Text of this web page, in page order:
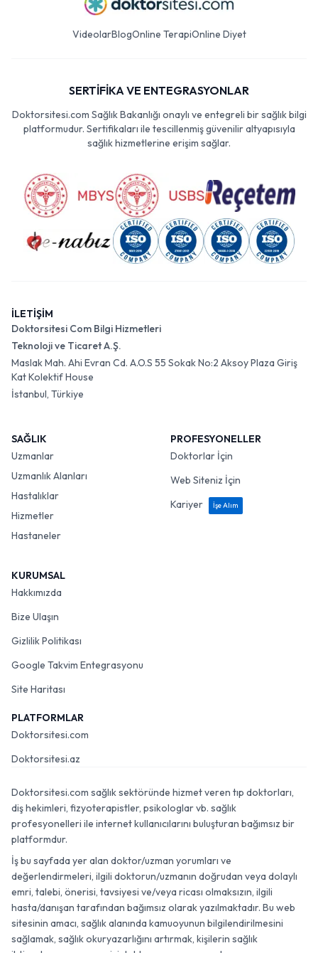
VideolarBlogOnline TerapiOnline Diyet
SERTİFİKA VE ENTEGRASYONLAR
Doktorsitesi.com Sağlık Bakanlığı onaylı ve entegreli bir sağlık bilgi
platformudur. Sertifikaları ile tescillenmiş güvenilir altyapısıyla
sağlık hizmetlerine erişim sağlar.
İLETİŞİM
Doktorsitesi Com Bilgi Hizmetleri
Teknoloji ve Ticaret A.Ş.
Maslak Mah. Ahi Evran Cd. A.O.S 55 Sokak No:2 Aksoy Plaza Giriş
Kat Kolektif House
İstanbul, Türkiye
SAĞLIK
Uzmanlar
Uzmanlık Alanları
Hastalıklar
Hizmetler
Hastaneler
PROFESYONELLER
Doktorlar İçin
Web Siteniz İçin
Kariyer
İşe Alım
KURUMSAL
Hakkımızda
Bize Ulaşın
Gizlilik Politikası
Google Takvim Entegrasyonu
Site Haritası
PLATFORMLAR
Doktorsitesi.com
Doktorsitesi.az
Doktorsitesi.com sağlık sektöründe hizmet veren tıp doktorları,
diş hekimleri, fizyoterapistler, psikologlar vb. sağlık
profesyonelleri ile internet kullanıcılarını buluşturan bağımsız bir
platformdur.
İş bu sayfada yer alan doktor/uzman yorumları ve
değerlendirmeleri, ilgili doktorun/uzmanın doğrudan veya dolaylı
emri, talebi, önerisi, tavsiyesi ve/veya ricası olmaksızın, ilgili
hasta/danışan tarafından bağımsız olarak yazılmaktadır. Bu web
sitesinin amacı, sağlık alanında kamuoyunun bilgilendirilmesini
sağlamak, sağlık okuryazarlığını artırmak, kişilerin sağlık